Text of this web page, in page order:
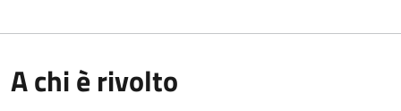
A chi è rivolto